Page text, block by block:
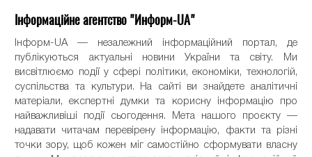
Інформаційне агентство "Информ-UA"
Інформ-UA — незалежний інформаційний портал, де
публікуються актуальні новини України та світу. Ми
висвітлюємо події у сфері політики, економіки, технологій,
суспільства та культури. На сайті ви знайдете аналітичні
матеріали, експертні думки та корисну інформацію про
найважливіші події сьогодення. Мета нашого проєкту —
надавати читачам перевірену інформацію, факти та різні
точки зору, щоб кожен міг самостійно сформувати власну